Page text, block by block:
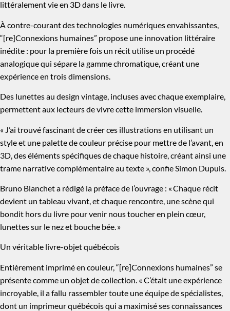
littéralement vie en 3D dans le livre.
À contre-courant des technologies numériques envahissantes,
“[re]Connexions humaines” propose une innovation littéraire
inédite : pour la première fois un récit utilise un procédé
analogique qui sépare la gamme chromatique, créant une
expérience en trois dimensions.
Des lunettes au design vintage, incluses avec chaque exemplaire,
permettent aux lecteurs de vivre cette immersion visuelle.
« J’ai trouvé fascinant de créer ces illustrations en utilisant un
style et une palette de couleur précise pour mettre de l’avant, en
3D, des éléments spécifiques de chaque histoire, créant ainsi une
trame narrative complémentaire au texte », confie Simon Dupuis.
Bruno Blanchet a rédigé la préface de l’ouvrage : « Chaque récit
devient un tableau vivant, et chaque rencontre, une scène qui
bondit hors du livre pour venir nous toucher en plein cœur,
lunettes sur le nez et bouche bée. »
Un véritable livre-objet québécois
Entièrement imprimé en couleur, “[re]Connexions humaines” se
présente comme un objet de collection. « C’était une expérience
incroyable, il a fallu rassembler toute une équipe de spécialistes,
dont un imprimeur québécois qui a maximisé ses connaissances